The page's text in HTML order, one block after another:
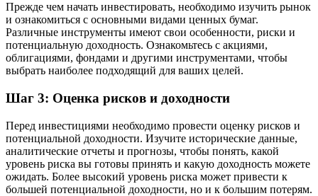
Прежде чем начать инвестировать, необходимо изучить рынок
и ознакомиться с основными видами ценных бумаг.
Различные инструменты имеют свои особенности, риски и
потенциальную доходность. Ознакомьтесь с акциями,
облигациями, фондами и другими инструментами, чтобы
выбрать наиболее подходящий для ваших целей.
Шаг 3: Оценка рисков и доходности
Перед инвестициями необходимо провести оценку рисков и
потенциальной доходности. Изучите исторические данные,
аналитические отчеты и прогнозы, чтобы понять, какой
уровень риска вы готовы принять и какую доходность можете
ожидать. Более высокий уровень риска может привести к
большей потенциальной доходности, но и к большим потерям.